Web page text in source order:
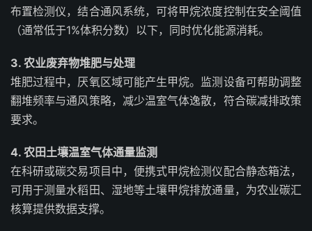
布置检测仪，结合通风系统，可将甲烷浓度控制在安全阈值
（通常低于1%体积分数）以下，同时优化能源消耗。
3. 农业废弃物堆肥与处理
堆肥过程中，厌氧区域可能产生甲烷。监测设备可帮助调整
翻堆频率与通风策略，减少温室气体逸散，符合碳减排政策
要求。
4. 农田土壤温室气体通量监测
在科研或碳交易项目中，便携式甲烷检测仪配合静态箱法，
可用于测量水稻田、湿地等土壤甲烷排放通量，为农业碳汇
核算提供数据支撑。